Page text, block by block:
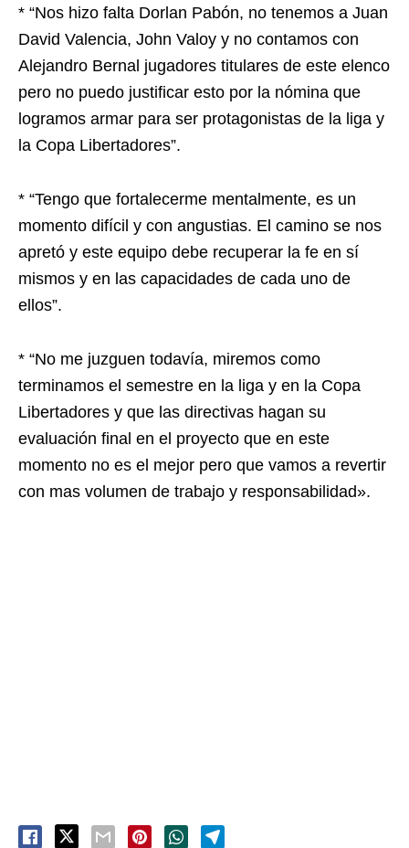
* “Nos hizo falta Dorlan Pabón, no tenemos a Juan
David Valencia, John Valoy y no contamos con
Alejandro Bernal jugadores titulares de este elenco
pero no puedo justificar esto por la nómina que
logramos armar para ser protagonistas de la liga y
la Copa Libertadores”.
* “Tengo que fortalecerme mentalmente, es un
momento difícil y con angustias. El camino se nos
apretó y este equipo debe recuperar la fe en sí
mismos y en las capacidades de cada uno de
ellos”.
* “No me juzguen todavía, miremos como
terminamos el semestre en la liga y en la Copa
Libertadores y que las directivas hagan su
evaluación final en el proyecto que en este
momento no es el mejor pero que vamos a revertir
con mas volumen de trabajo y responsabilidad».